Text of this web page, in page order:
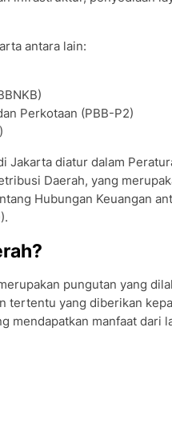
antara lain:
Perkotaan (PBB-P2)
Jakarta diatur dalam
Daerah, yang
Hubungan Keuangan
pungutan yang
tertentu yang diberikan
mendapatkan manfaat dari